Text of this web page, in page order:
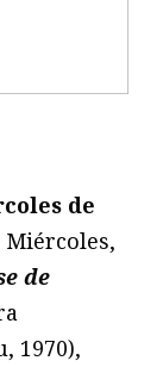
de
Miércoles,
de
1970),